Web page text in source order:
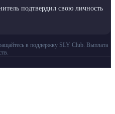
подтвердил свою личность
в поддержку SLY Club. Выплата